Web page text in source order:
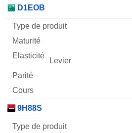
D1EOB
9H88S